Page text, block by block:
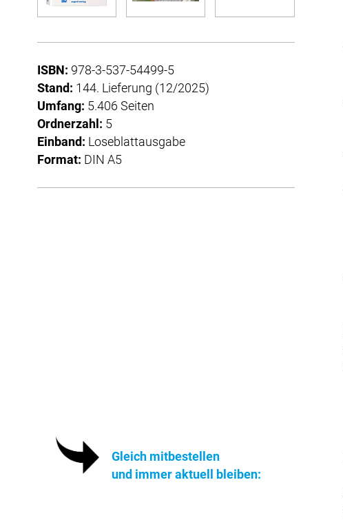
ISBN: 978-3-537-54499-5
Stand: 144. Lieferung (12/2025)
Umfang: 5.406 Seiten
Ordnerzahl: 5
Einband: Loseblattausgabe
Format: DIN A5
Gleich mitbestellen
und immer aktuell bleiben: